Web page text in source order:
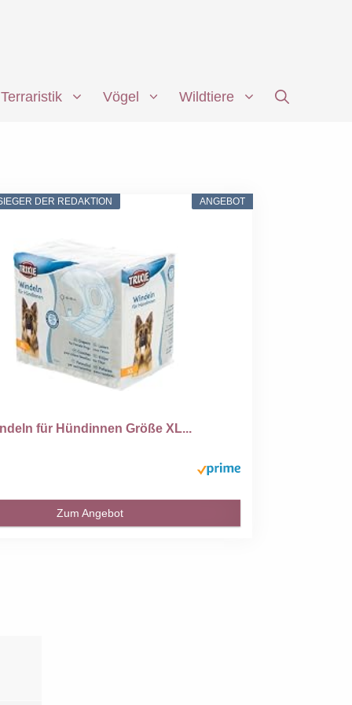
Terraristik Vögel Wildtiere
ANGEBOT
DER REDAKTION
für Hündinnen Größe XL...
Zum Angebot